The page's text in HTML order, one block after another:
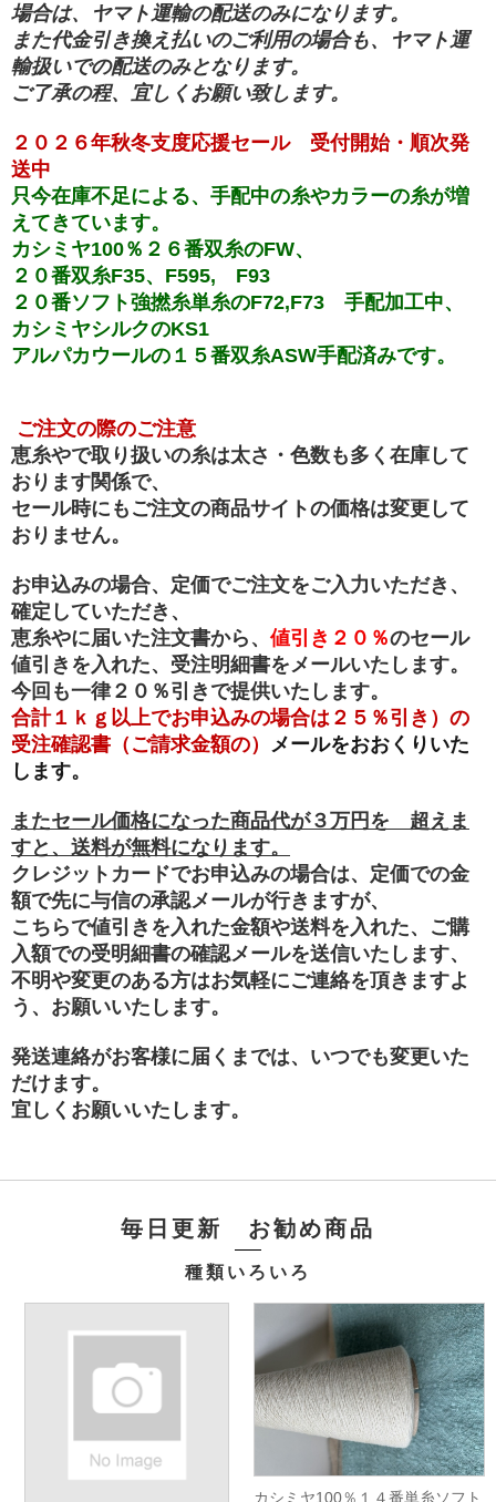
場合は、ヤマト運輸の配送のみになります。
また代金引き換え払いのご利用の場合も、ヤマト運
輸扱いでの配送のみとなります。
ご了承の程、宜しくお願い致します。
２０２６年秋冬支度応援セール 受付開始・順次発
送中
只今在庫不足による、手配中の糸やカラーの糸が増
えてきています。
カシミヤ100％２６番双糸のFW、
２０番双糸F35、F595, F93
２０番ソフト強撚糸単糸のF72,F73 手配加工中、
カシミヤシルクのKS1
アルパカウールの１５番双糸ASW手配済みです。
ご注文の際のご注意
恵糸やで取り扱いの糸は太さ・色数も多く在庫して
おります関係で、
セール時にもご注文の商品サイトの価格は変更して
おりません。
お申込みの場合、定価でご注文をご入力いただき、
確定していただき、
恵糸やに届いた注文書から、 値引き２０％のセール
値引きを入れた、受注明細書をメールいたします。
今回も一律２０％引きで提供いたします。
合計１ｋｇ以上でお申込みの場合は２５％引き）の
受注確認書（ご請求金額の） メールをおおくりいた
します。
またセール価格になった商品代が３万円を 超えま
すと、送料が無料になります。
クレジットカードでお申込みの場合は、定価での金
額で先に与信の承認メールが行きますが、
こちらで値引きを入れた金額や送料を入れた、ご購
入額での受明細書の確認メールを送信いたします、
不明や変更のある方はお気軽にご連絡を頂きますよ
う、お願いいたします。
発送連絡がお客様に届くまでは、いつでも変更いた
だけます。
宜しくお願いいたします。
毎日更新 お勧め商品
種類いろいろ
カシミヤ100％１４番単糸ソフト